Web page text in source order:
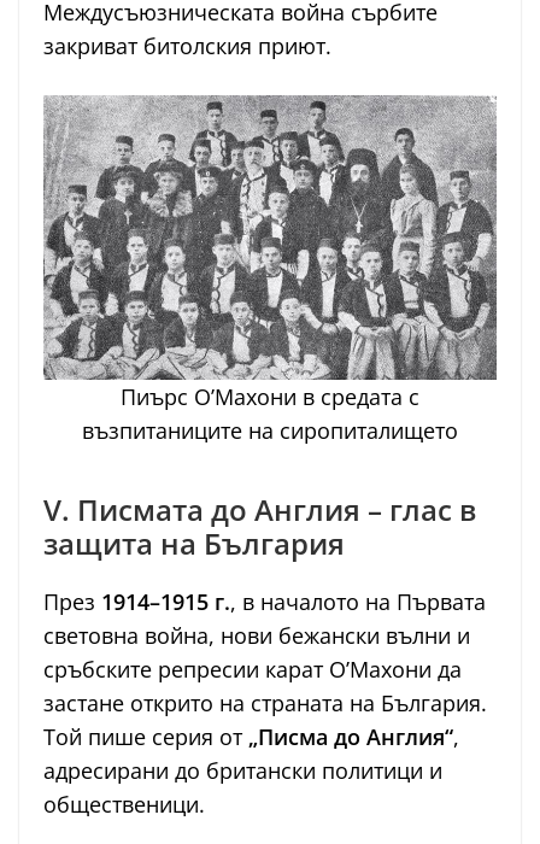
Междусъюзническата война сърбите
закриват битолския приют.
Пиърс О’Махони в средата с
възпитаниците на сиропиталището
V. Писмата до Англия – глас в
защита на България
През 1914–1915 г., в началото на Първата
световна война, нови бежански вълни и
сръбските репресии карат О’Махони да
застане открито на страната на България.
Той пише серия от „Писма до Англия“,
адресирани до британски политици и
общественици.